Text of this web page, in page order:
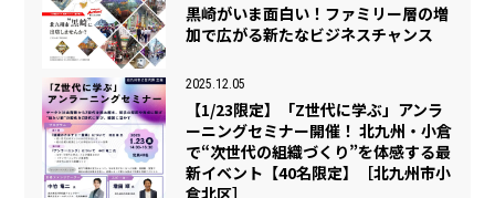
黒崎がいま面白い！ファミリー層の増
加で広がる新たなビジネスチャンス
2025.12.05
【1/23限定】「Z世代に学ぶ」アンラ
ーニングセミナー開催！ 北九州・小倉
で“次世代の組織づくり”を体感する最
新イベント【40名限定】［北九州市小
倉北区］